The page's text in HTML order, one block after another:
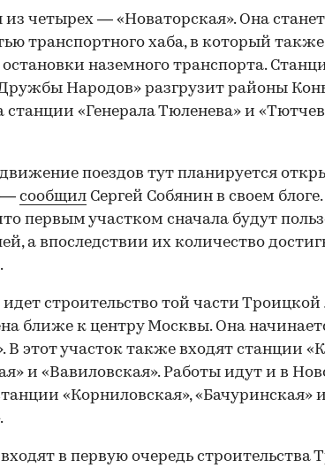
четырех — «Новаторская». Она станет
транспортного хаба, в который
наземного транспорта.
Народов» разгрузит районы
станции «Генерала Тюленева» и
поездов тут планируется
— сообщил Сергей Собянин в своем блоге.
первым участком сначала будут
а впоследствии их количество
строительство той части
ближе к центру Москвы. Она
В этот участок также входят станции
и «Вавиловская». Работы идут и в
«Корниловская», «Бачуринская» и
входят в первую очередь строительства